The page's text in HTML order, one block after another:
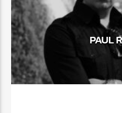
TERAZ GRAMY
TYTUŁ
ARTYSTA
PAUL